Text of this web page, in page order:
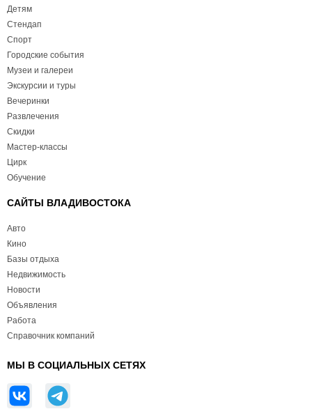
Детям
Стендап
Спорт
Городские события
Музеи и галереи
Экскурсии и туры
Вечеринки
Развлечения
Скидки
Мастер-классы
Цирк
Обучение
САЙТЫ ВЛАДИВОСТОКА
Авто
Кино
Базы отдыха
Недвижимость
Новости
Объявления
Работа
Справочник компаний
МЫ В СОЦИАЛЬНЫХ СЕТЯХ